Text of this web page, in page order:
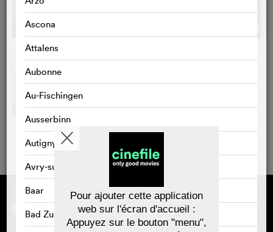
Ascona
Attalens
Aubonne
Au-Fischingen
Ausserbinn
Autigny
Avry-sur-Matran
Baar
Bad Zurzach
Sponsorisé par
À propos de cinefile
S'inscrire/s'abonner
Newsletter
FAQ
Pour ajouter cette application
web sur l'écran d'accueil :
Appuyez sur le bouton "menu",